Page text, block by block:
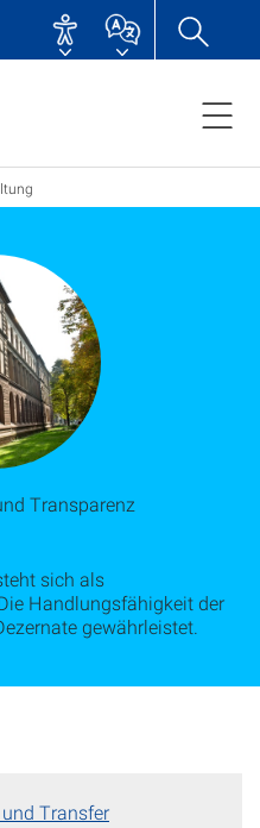
Transparenz
sich als
Handlungsfähigkeit der
gewährleistet.
Transfer